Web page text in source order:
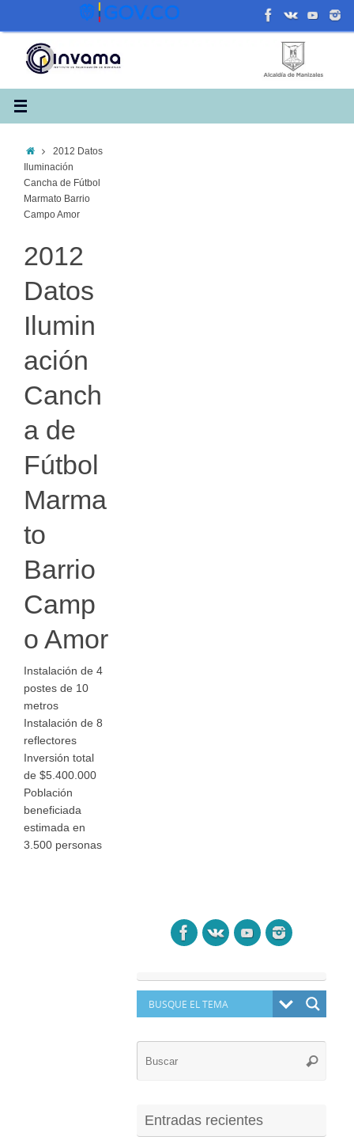
contenido
Inicio2012 Datos
Iluminación
Cancha de Fútbol
Marmato Barrio
Campo Amor
2012
Datos
Ilumin
ación
Canch
a de
Fútbol
Marma
to
Barrio
Camp
o Amor
Instalación de 4
postes de 10
metros
Instalación de 8
reflectores
Inversión total
de $5.400.000
Población
beneficiada
estimada en
3.500 personas
Buscar
Entradas recientes